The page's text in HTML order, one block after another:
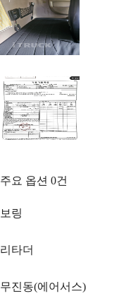
주요 옵션 0건
보링
리타더
무진동(에어서스)